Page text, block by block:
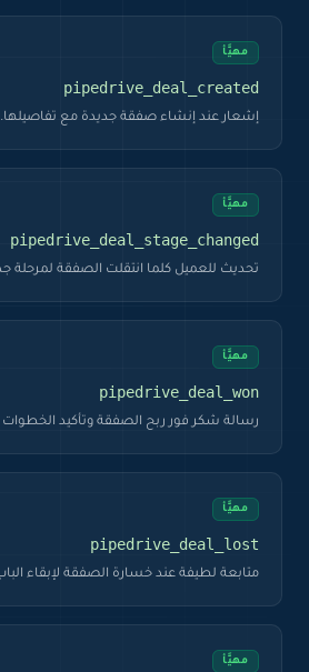
مهيَّأ
pipedrive_deal_created
إشعار عند إنشاء صفقة جديدة مع تفاصيلها.
مهيَّأ
pipedrive_deal_stage_changed
تحديث للعميل كلما انتقلت الصفقة لمرحلة
مهيَّأ
pipedrive_deal_won
رسالة شكر فور ربح الصفقة وتأكيد الخطوات
مهيَّأ
pipedrive_deal_lost
متابعة لطيفة عند خسارة الصفقة لإبقاء
مهيَّأ